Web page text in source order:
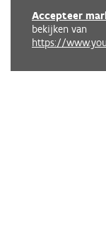
Accepteer
bekijken van